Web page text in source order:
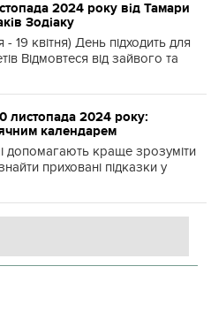
2024 року від Тамари
Зодіаку
19 квітня) День підходить для
Відмовтеся від зайвого та
листопада 2024 року:
календарем
допомагають краще зрозуміти
приховані підказки у